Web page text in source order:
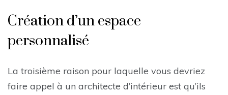
Création d’un espace
personnalisé
La troisième raison pour laquelle vous devriez
faire appel à un architecte d’intérieur est qu’ils